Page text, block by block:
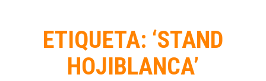
ETIQUETA: ‘STAND
HOJIBLANCA’